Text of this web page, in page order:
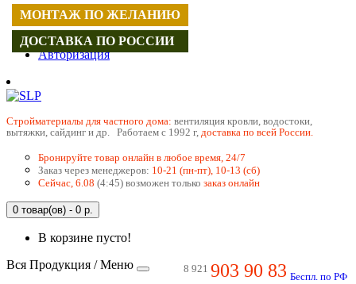
Регистрация
Авторизация
Cтройматериалы для частного дома: вентиляция кровли, водостоки,
вытяжки, сайдинг и др. Работаем с 1992 г, доставка по всей России.
Бронируйте товар онлайн в любое время, 24/7
Заказ через менеджеров: 10-21 (пн-пт), 10-13 (сб)
Сейчас, 6.08 (4:45) возможен только заказ онлайн
0 товар(ов) - 0 р.
В корзине пусто!
8 921 903 90 83 Беспл. по РФ
Вся Продукция / Меню
МОНТАЖ ПО ЖЕЛАНИЮ
ДОСТАВКА ПО РОССИИ